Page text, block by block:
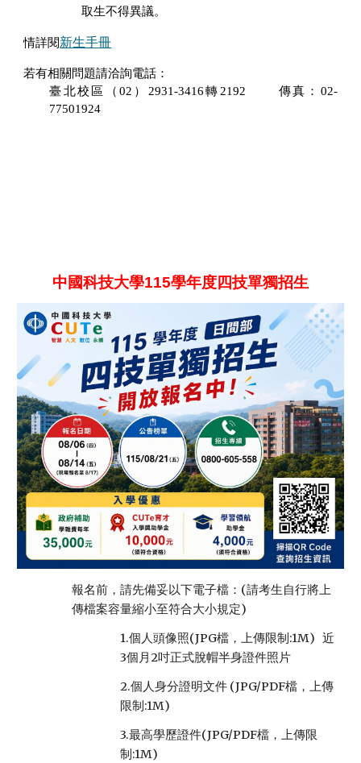
取生不得異議。
情詳閱新生手冊
若有相關問題請洽詢電話：
臺北校區（02 ） 2931-3416轉 2192 傳真： 02-
77501924
中國科技大學115學年度四技單獨招生
報名前，請先備妥以下電子檔：(請考生自行將上
傳檔案容量縮小至符合大小規定)
1.個人頭像照(JPG檔，上傳限制:1M) 近
3個月2吋正式脫帽半身證件照片
2.個人身分證明文件 (JPG/PDF檔，上傳
限制:1M)
3.最高學歷證件(JPG/PDF檔，上傳限
制:1M)